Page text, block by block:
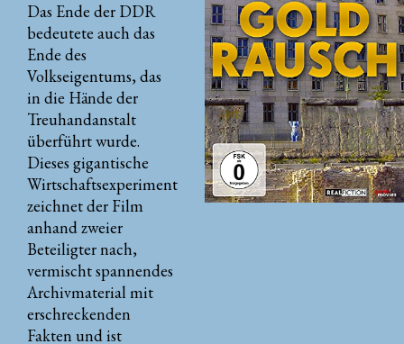
Das Ende der DDR
bedeutete auch das
Ende des
Volkseigentums, das
in die Hände der
Treuhandanstalt
überführt wurde.
Dieses gigantische
Wirtschaftsexperiment
zeichnet der Film
anhand zweier
Beteiligter nach,
vermischt spannendes
Archivmaterial mit
erschreckenden
Fakten und ist